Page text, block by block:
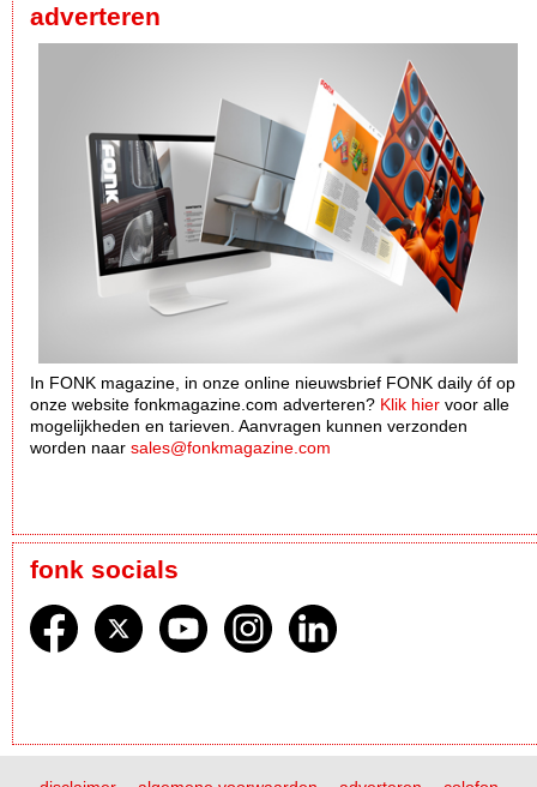
adverteren
In FONK magazine, in onze online nieuwsbrief FONK daily óf op
onze website fonkmagazine.com adverteren? Klik hier voor alle
mogelijkheden en tarieven. Aanvragen kunnen verzonden
worden naar sales@fonkmagazine.com
fonk socials